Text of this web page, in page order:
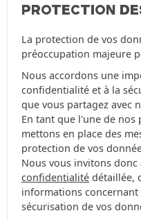
PROTECTION
La protection de vos
préoccupation majeure
Nous accordons une
confidentialité et à la
que vous partagez avec
En tant que l'une de
mettons en place des
protection de vos
Nous vous invitons
confidentialité détaillée,
informations
sécurisation de vos